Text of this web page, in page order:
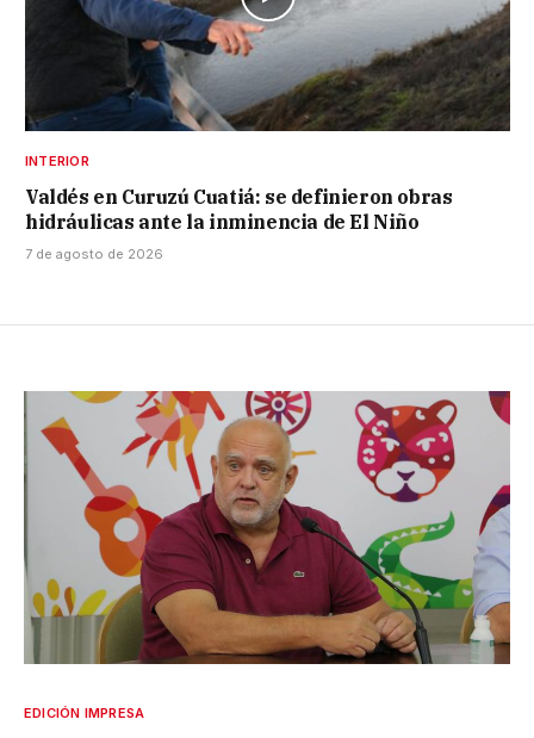
INTERIOR
Valdés en Curuzú Cuatiá: se definieron obras
hidráulicas ante la inminencia de El Niño
7 de agosto de 2026
EDICIÓN IMPRESA